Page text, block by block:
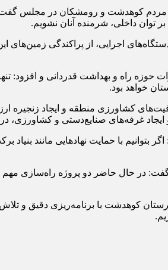
کوهدشت و رومشکان در مجلس گفت:
توان داخلی، شرمنده آنان نشویم.
اجرایی، از پراکندگی زمین‌های
خواهد بود.
غرفه‌های صنایع‌دستی و کشاورزی،
با حمایت نهادهایی مانند بنیاد
در حال حاضر دو پروژه راه‌سازی
کوهدشت با برنامه‌ریزی دقیق و